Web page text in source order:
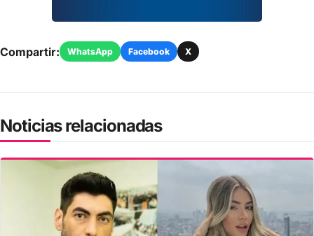
Compartir: WhatsApp Facebook X
Noticias relacionadas